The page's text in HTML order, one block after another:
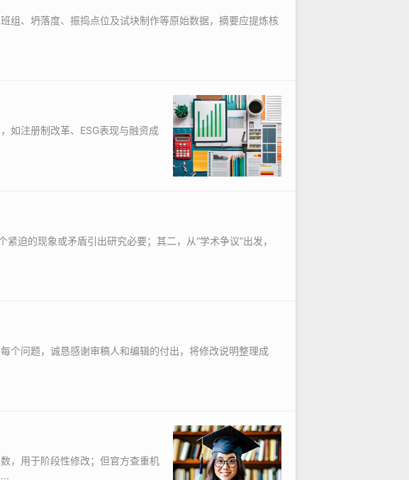
组、坍落度、振捣点位及试块制作等原始数据，摘要应提炼核
如注册制改革、ESG表现与融资成
迫的现象或矛盾引出研究必要；其二，从“学术争议”出发，
个问题，诚恳感谢审稿人和编辑的付出，将修改说明整理成
，用于阶段性修改；但官方查重机